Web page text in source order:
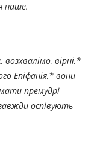
наше.
вірні,*
Епіфанія,* вони
премудрі
оспівують